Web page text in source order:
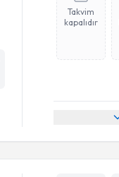
Takvim
kapalıdır